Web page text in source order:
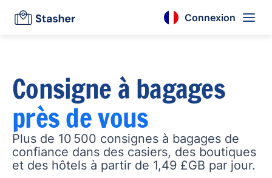
Connexion
Consigne à bagages
près de vous
Plus de 10 500 consignes à bagages de
confiance dans des casiers, des boutiques
et des hôtels à partir de 1,49 £GB par jour.